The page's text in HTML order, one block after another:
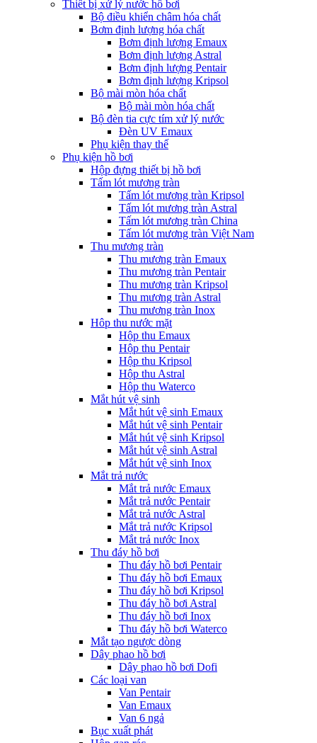
Thiết bị xử lý nước hồ bơi
Bộ điều khiển châm hóa chất
Bơm định lượng hóa chất
Bơm định lượng Emaux
Bơm định lượng Astral
Bơm định lượng Pentair
Bơm định lượng Kripsol
Bộ mài mòn hóa chất
Bộ mài mòn hóa chất
Bộ đèn tia cực tím xử lý nước
Đèn UV Emaux
Phụ kiện thay thế
Phụ kiện hồ bơi
Hộp đựng thiết bị hồ bơi
Tấm lót mương tràn
Tấm lót mương tràn Kripsol
Tấm lót mương tràn Astral
Tấm lót mương tràn China
Tấm lót mương tràn Việt Nam
Thu mương tràn
Thu mương tràn Emaux
Thu mương tràn Pentair
Thu mương tràn Kripsol
Thu mương tràn Astral
Thu mương tràn Inox
Hôp thu nước mặt
Hộp thu Emaux
Hộp thu Pentair
Hộp thu Kripsol
Hộp thu Astral
Hộp thu Waterco
Mắt hút vệ sinh
Mắt hút vệ sinh Emaux
Mắt hút vệ sinh Pentair
Mắt hút vệ sinh Kripsol
Mắt hút vệ sinh Astral
Mắt hút vệ sinh Inox
Mắt trả nước
Mắt trả nước Emaux
Mắt trả nước Pentair
Mắt trả nước Astral
Mắt trả nước Kripsol
Mắt trả nước Inox
Thu đáy hồ bơi
Thu đáy hồ bơi Pentair
Thu đáy hồ bơi Emaux
Thu đáy hồ bơi Kripsol
Thu đáy hồ bơi Astral
Thu đáy hồ bơi Inox
Thu đáy hồ bơi Waterco
Mắt tạo ngược dòng
Dây phao hồ bơi
Dây phao hồ bơi Dofi
Các loại van
Van Pentair
Van Emaux
Van 6 ngả
Bục xuất phát